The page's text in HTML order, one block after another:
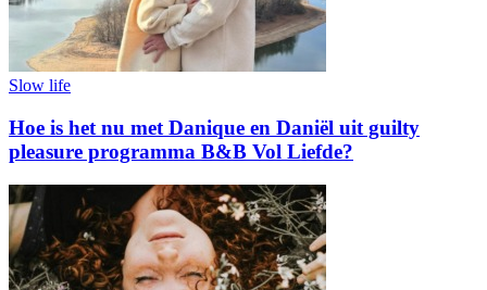
Slow life
Hoe is het nu met Danique en Daniël uit guilty
pleasure programma B&B Vol Liefde?